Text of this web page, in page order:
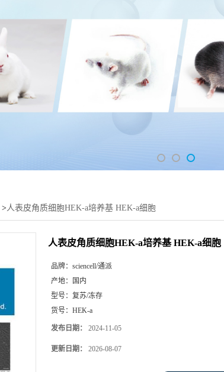
>人表皮角质细胞HEK-a培养基 HEK-a细胞
人表皮角质细胞HEK-a培养基 HEK-a细胞
品牌： sciencell/通派
产地：
国内
型号： 复苏/冻存
货号： HEK-a
发布日期： 2024-11-05
更新日期： 2026-08-07